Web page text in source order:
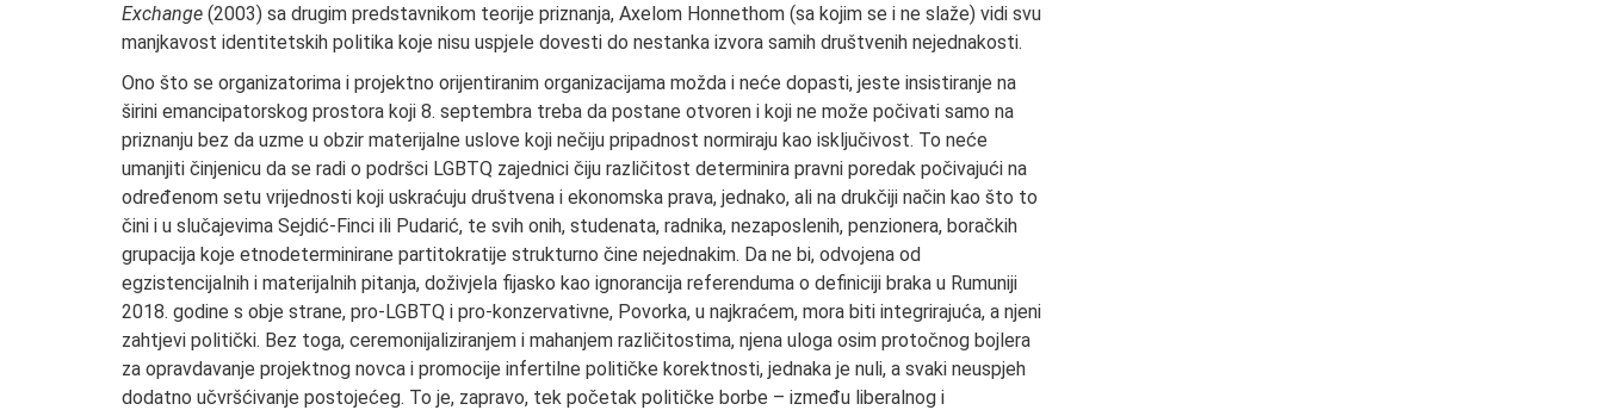
Exchange (2003) sa drugim predstavnikom teorije priznanja, Axelom Honnethom (sa kojim se i ne slaže) vidi svu
manjkavost identitetskih politika koje nisu uspjele dovesti do nestanka izvora samih društvenih nejednakosti.
Ono što se organizatorima i projektno orijentiranim organizacijama možda i neće dopasti, jeste insistiranje na
širini emancipatorskog prostora koji 8. septembra treba da postane otvoren i koji ne može počivati samo na
priznanju bez da uzme u obzir materijalne uslove koji nečiju pripadnost normiraju kao isključivost. To neće
umanjiti činjenicu da se radi o podršci LGBTQ zajednici čiju različitost determinira pravni poredak počivajući na
određenom setu vrijednosti koji uskraćuju društvena i ekonomska prava, jednako, ali na drukčiji način kao što to
čini i u slučajevima Sejdić-Finci ili Pudarić, te svih onih, studenata, radnika, nezaposlenih, penzionera, boračkih
grupacija koje etnodeterminirane partitokratije strukturno čine nejednakim. Da ne bi, odvojena od
egzistencijalnih i materijalnih pitanja, doživjela fijasko kao ignorancija referenduma o definiciji braka u Rumuniji
2018. godine s obje strane, pro-LGBTQ i pro-konzervativne, Povorka, u najkraćem, mora biti integrirajuća, a njeni
zahtjevi politički. Bez toga, ceremonijaliziranjem i mahanjem različitostima, njena uloga osim protočnog bojlera
za opravdavanje projektnog novca i promocije infertilne političke korektnosti, jednaka je nuli, a svaki neuspjeh
dodatno učvršćivanje postojećeg. To je, zapravo, tek početak političke borbe – između liberalnog i